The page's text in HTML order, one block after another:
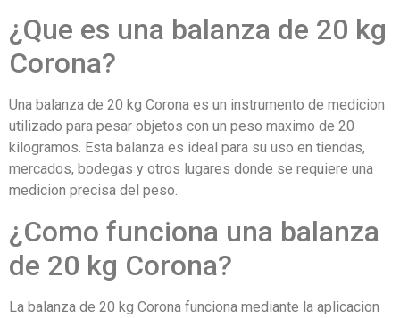
¿Que es una balanza de 20 kg
Corona?
Una balanza de 20 kg Corona es un instrumento de medicion
utilizado para pesar objetos con un peso maximo de 20
kilogramos. Esta balanza es ideal para su uso en tiendas,
mercados, bodegas y otros lugares donde se requiere una
medicion precisa del peso.
¿Como funciona una balanza
de 20 kg Corona?
La balanza de 20 kg Corona funciona mediante la aplicacion